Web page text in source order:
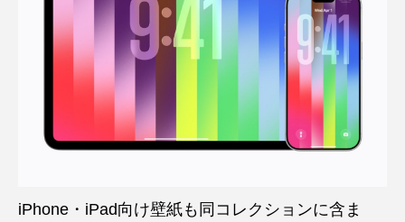
iPhone・iPad向け壁紙も同コレクションに含ま